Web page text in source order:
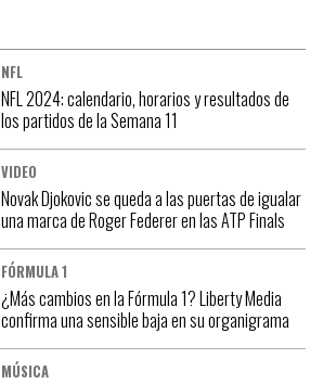
NFL
NFL 2024: calendario, horarios y resultados de
los partidos de la Semana 11
VIDEO
Novak Djokovic se queda a las puertas de igualar
una marca de Roger Federer en las ATP Finals
FÓRMULA 1
¿Más cambios en la Fórmula 1? Liberty Media
confirma una sensible baja en su organigrama
MÚSICA